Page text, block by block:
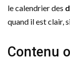
le calendrier des
quand il est clair,
Contenu